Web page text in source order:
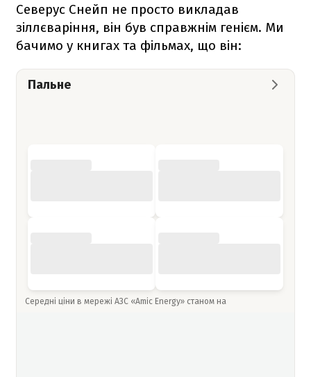
Северус Снейп не просто викладав
зіллєваріння, він був справжнім генієм. Ми
бачимо у книгах та фільмах, що він:
Пальне
Середні ціни в мережі АЗС «Amic Energy» станом на